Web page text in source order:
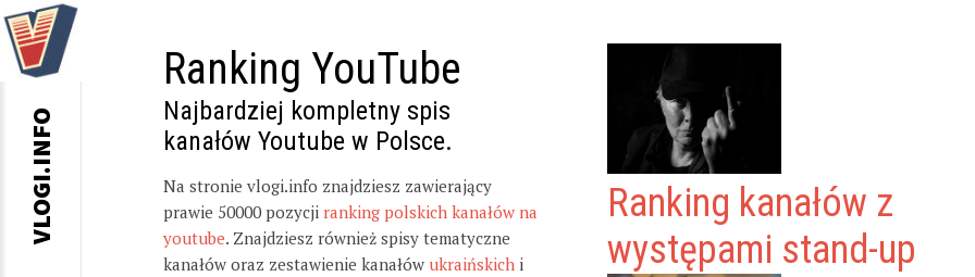
Ranking YouTube
Najbardziej kompletny spis
kanałów Youtube w Polsce.
Na stronie vlogi.info znajdziesz zawierający
prawie 50000 pozycji ranking polskich kanałów na
youtube. Znajdziesz również spisy tematyczne
kanałów oraz zestawienie kanałów ukraińskich i
Ranking kanałów z
występami stand-up
VLOGI.INFO